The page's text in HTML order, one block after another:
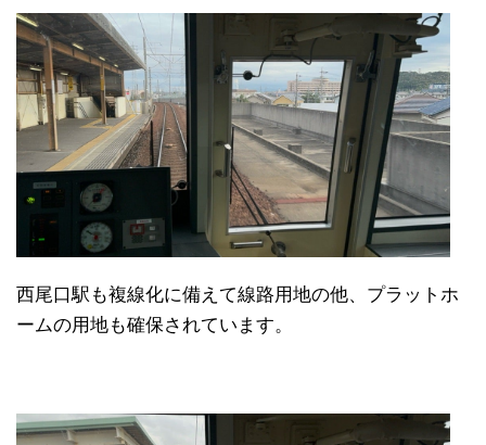
西尾口駅も複線化に備えて線路用地の他、プラットホ
ームの用地も確保されています。